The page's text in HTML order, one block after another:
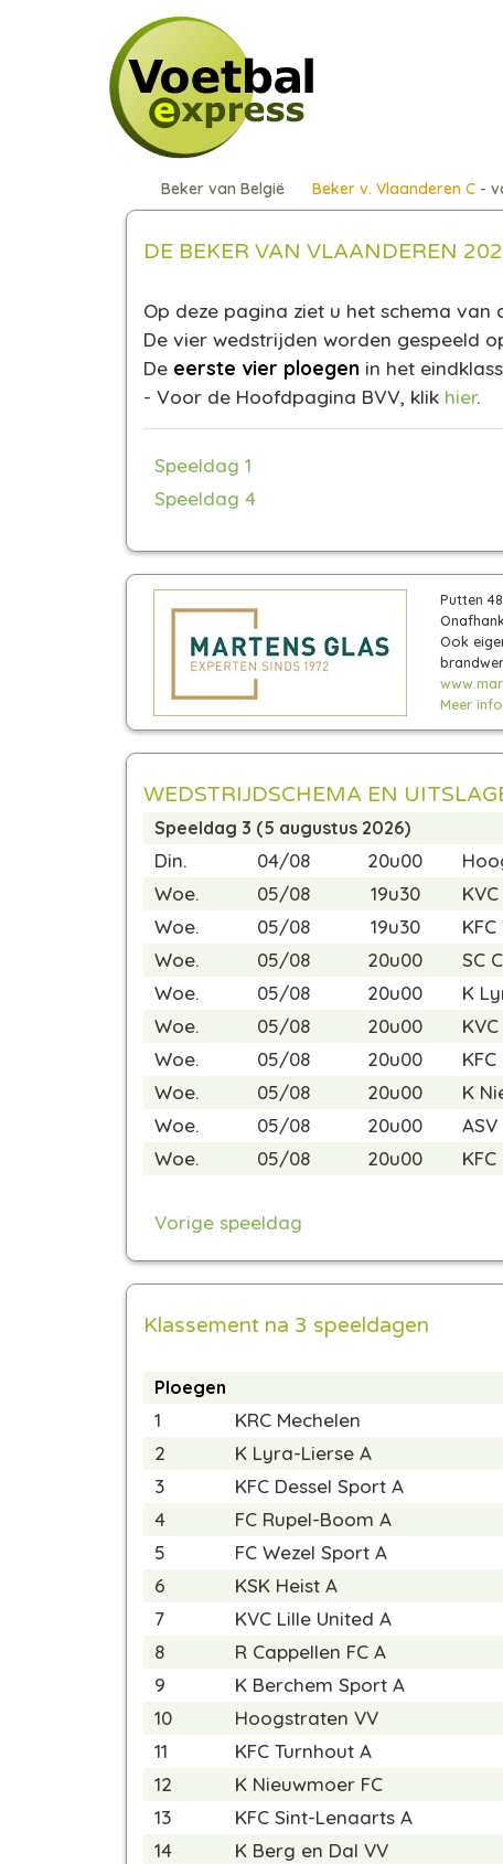
Beker van België Beker v. Vlaanderen C -
DE BEKER VAN VLAANDEREN
Op deze pagina ziet u het schema van
De vier wedstrijden worden gespeeld
De eerste vier ploegen in het
- Voor de Hoofdpagina BVV, klik hier.
Speeldag 1
Speeldag 4
Putten
Ook
Meer
WEDSTRIJDSCHEMA EN
Speeldag 3 (5 augustus 2026)
Din. 04/08 20u00
Woe.
05/08 19u30
Woe.
05/08 19u30
Woe.
05/08 20u00 SC
Woe.
05/08 20u00 K
Woe.
05/08 20u00
Woe.
05/08 20u00
Woe.
05/08 20u00 K
Woe.
05/08 20u00 ASV
Woe.
05/08 20u00
Vorige speeldag
Klassement na 3 speeldagen
Ploegen
1 KRC Mechelen
2
K Lyra-Lierse A
3
KFC Dessel Sport A
4
FC Rupel-Boom A
5
FC Wezel Sport A
6
KSK Heist A
7
KVC Lille United A
8
R Cappellen FC A
9
K Berchem Sport A
10
Hoogstraten VV
11
KFC Turnhout A
12
K Nieuwmoer FC
13
KFC Sint-Lenaarts A
14
K Berg en Dal VV